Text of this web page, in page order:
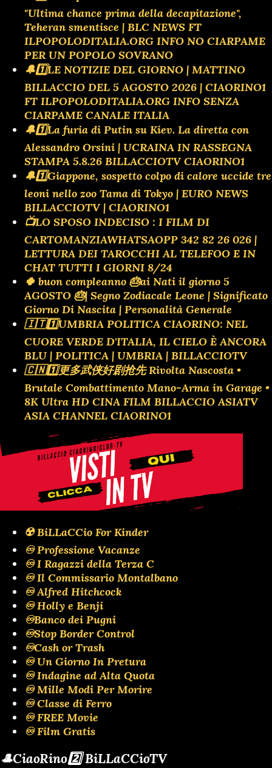
"Ultima chance prima della decapitazione",
Teheran smentisce | BLC NEWS FT
ILPOPOLODITALIA.ORG INFO NO CIARPAME
PER UN POPOLO SOVRANO
🔔1️⃣LE NOTIZIE DEL GIORNO | MATTINO
BILLACCIO DEL 5 AGOSTO 2026 | CIAORINO1
FT ILPOPOLODITALIA.ORG INFO SENZA
CIARPAME CANALE ITALIA
🔔1️⃣La furia di Putin su Kiev. La diretta con
Alessandro Orsini | UCRAINA IN RASSEGNA
STAMPA 5.8.26 BILLACCIOTV CIAORINO1
🔔1️⃣Giappone, sospetto colpo di calore uccide tre
leoni nello zoo Tama di Tokyo | EURO NEWS
BILLACCIOTV | CIAORINO1
📺LO SPOSO INDECISO : I FILM DI
CARTOMANZIAWHATSAOPP 342 82 26 026 |
LETTURA DEI TAROCCHI AL TELEFOO E IN
CHAT TUTTI I GIORNI 8/24
🍀 buon compleanno 🎂ai Nati il giorno 5
AGOSTO 🎂| Segno Zodiacale Leone | Significato
Giorno Di Nascita | Personalità Generale
🇮🇹1️⃣UMBRIA POLITICA CIAORINO: NEL
CUORE VERDE D'ITALIA, IL CIELO È ANCORA
BLU | POLITICA | UMBRIA | BILLACCIOTV
🇨🇳1️⃣更多武侠好剧抢先 Rivolta Nascosta •
Brutale Combattimento Mano-Arma in Garage •
8K Ultra HD CINA FILM BILLACCIO ASIATV
ASIA CHANNEL CIAORINO1
☢️ BiLLaCCio For Kinder
♾️ Professione Vacanze
♾️ I Ragazzi della Terza C
♾️ Il Commissario Montalbano
♾️ Alfred Hitchcock
♾️ Holly e Benji
♾️Banco dei Pugni
♾️Stop Border Control
♾️Cash or Trash
♾️ Un Giorno In Pretura
♾️ Indagine ad Alta Quota
♾️ Mille Modi Per Morire
♾️ Classe di Ferro
♾️ FREE Movie
♾️ Film Gratis
🎩CiaoRino2️⃣ BiLLaCCioTV